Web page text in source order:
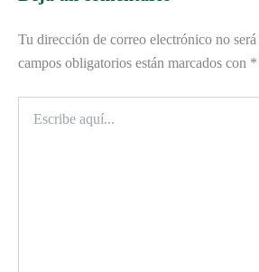
Tu dirección de correo electrónico no
campos obligatorios están marcados con *
aquí...